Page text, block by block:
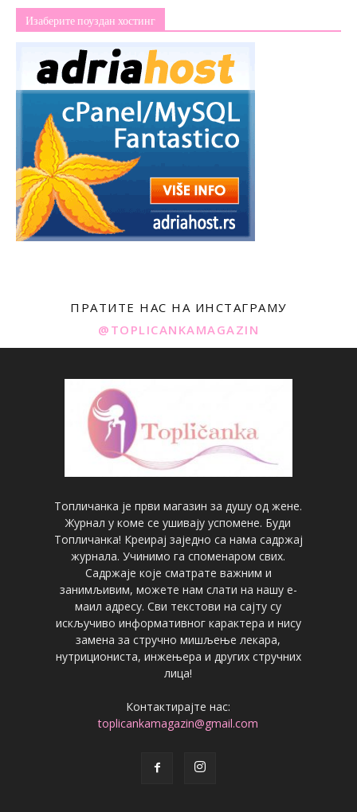
Изаберите поуздан хостинг
ПРАТИТЕ НАС НА ИНСТАГРАМУ
@TOPLICANKAMAGAZIN
Топличанка је први магазин за душу од жене.
Журнал у коме се ушивају успомене. Буди
Топличанка! Креирај заједно са нама садржај
журнала. Учинимо га споменаром свих.
Садржаје које сматрате важним и
занимљивим, можете нам слати на нашу е-
маил адресу. Сви текстови на сајту су
искључиво информативног карактера и нису
замена за стручно мишљење лекара,
нутрициониста, инжењера и других стручних
лица!
Контактирајте нас:
toplicankamagazin@gmail.com